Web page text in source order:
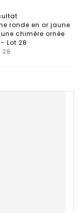
ronde en or jaune
chimère ornée
Lot 28
28